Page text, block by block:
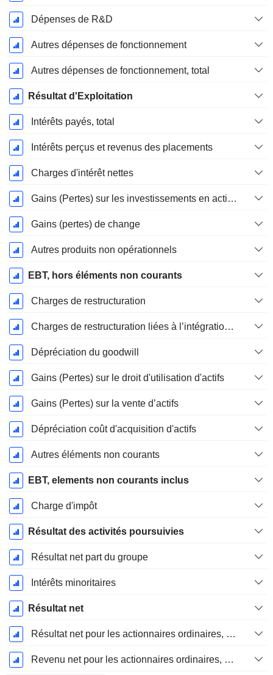
Dépenses de R&D
Autres dépenses de fonctionnement
Autres dépenses de fonctionnement, total
Résultat d'Exploitation
Intérêts payés, total
Intérêts perçus et revenus des placements
Charges d'intérêt nettes
Gains (Pertes) sur les investissements en actions
Gains (pertes) de change
Autres produits non opérationnels
EBT, hors éléments non courants
Charges de restructuration
Charges de restructuration liées à l’intégration d’une nouvelle activité (Fusions, Acquisitions)
Dépréciation du goodwill
Gains (Pertes) sur le droit d'utilisation d'actifs
Gains (Pertes) sur la vente d’actifs
Dépréciation coût d'acquisition d'actifs
Autres éléments non courants
EBT, elements non courants inclus
Charge d'impôt
Résultat des activités poursuivies
Résultat net part du groupe
Intérêts minoritaires
Résultat net
Résultat net pour les actionnaires ordinaires, éléments exceptionnels inclus.
Revenu net pour les actionnaires ordinaires, hors éléments exceptionnelsRésultat net pour les actionnaires ordinaires, éléments exceptionnels exclus.